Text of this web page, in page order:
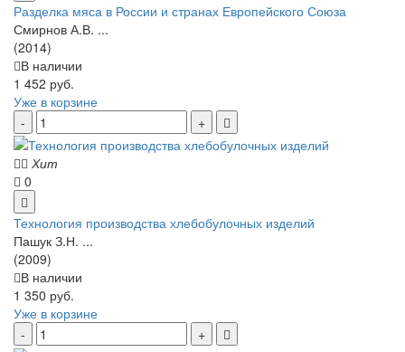
Разделка мяса в России и странах Европейского Союза
Смирнов А.В. ...
(2014)
В наличии
1 452 руб.
Уже в корзине
Хит
0
Технология производства хлебобулочных изделий
Пашук З.Н. ...
(2009)
В наличии
1 350 руб.
Уже в корзине